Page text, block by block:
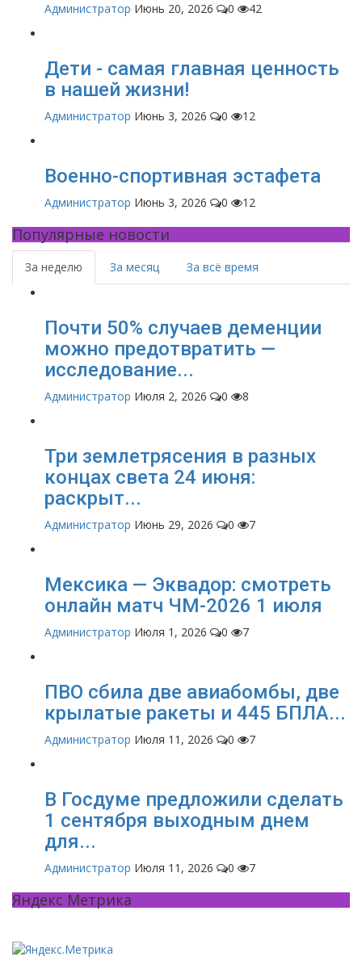
Администратор Июнь 20, 2026 0 42
Дети - самая главная ценность
в нашей жизни!
Администратор Июнь 3, 2026 0 12
Военно-спортивная эстафета
Администратор Июнь 3, 2026 0 12
Популярные новости
За неделю За месяц За всё время
Почти 50% случаев деменции
можно предотвратить —
исследование...
Администратор Июля 2, 2026 0 8
Три землетрясения в разных
концах света 24 июня:
раскрыт...
Администратор Июнь 29, 2026 0 7
Мексика — Эквадор: смотреть
онлайн матч ЧМ-2026 1 июля
Администратор Июля 1, 2026 0 7
ПВО сбила две авиабомбы, две
крылатые ракеты и 445 БПЛА...
Администратор Июля 11, 2026 0 7
В Госдуме предложили сделать
1 сентября выходным днем
для...
Администратор Июля 11, 2026 0 7
Яндекс Метрика